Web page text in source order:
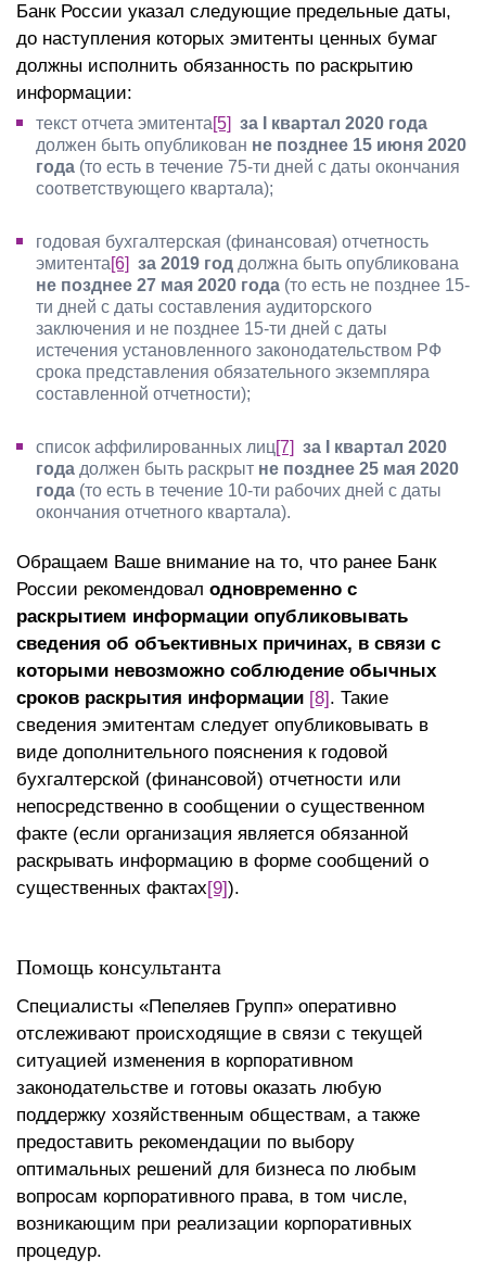
Банк России указал следующие предельные даты,
до наступления которых эмитенты ценных бумаг
должны исполнить обязанность по раскрытию
информации:
текст отчета эмитента[5] за I квартал 2020 года
должен быть опубликован не позднее 15 июня 2020
года (то есть в течение 75-ти дней с даты окончания
соответствующего квартала);
годовая бухгалтерская (финансовая) отчетность
эмитента[6] за 2019 год должна быть опубликована
не позднее 27 мая 2020 года (то есть не позднее 15-
ти дней с даты составления аудиторского
заключения и не позднее 15-ти дней с даты
истечения установленного законодательством РФ
срока представления обязательного экземпляра
составленной отчетности);
список аффилированных лиц[7] за I квартал 2020
года должен быть раскрыт не позднее 25 мая 2020
года (то есть в течение 10-ти рабочих дней с даты
окончания отчетного квартала).
Обращаем Ваше внимание на то, что ранее Банк
России рекомендовал одновременно с
раскрытием информации опубликовывать
сведения об объективных причинах, в связи с
которыми невозможно соблюдение обычных
сроков раскрытия информации [8]. Такие
сведения эмитентам следует опубликовывать в
виде дополнительного пояснения к годовой
бухгалтерской (финансовой) отчетности или
непосредственно в сообщении о существенном
факте (если организация является обязанной
раскрывать информацию в форме сообщений о
существенных фактах[9]).
Помощь консультанта
Специалисты «Пепеляев Групп» оперативно
отслеживают происходящие в связи с текущей
ситуацией изменения в корпоративном
законодательстве и готовы оказать любую
поддержку хозяйственным обществам, а также
предоставить рекомендации по выбору
оптимальных решений для бизнеса по любым
вопросам корпоративного права, в том числе,
возникающим при реализации корпоративных
процедур.